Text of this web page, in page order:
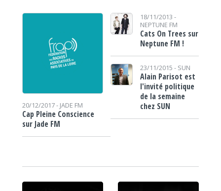
20/12/2017 - JADE FM
Cap Pleine Conscience
sur Jade FM
18/11/2013 -
NEPTUNE FM
Cats On Trees sur
Neptune FM !
23/11/2015 - SUN
Alain Parisot est
l'invité politique
de la semaine
chez SUN